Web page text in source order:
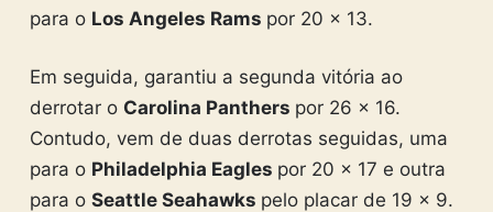
para o Los Angeles Rams por 20 x 13.
Em seguida, garantiu a segunda vitória ao
derrotar o Carolina Panthers por 26 x 16.
Contudo, vem de duas derrotas seguidas, uma
para o Philadelphia Eagles por 20 x 17 e outra
para o Seattle Seahawks pelo placar de 19 x 9.